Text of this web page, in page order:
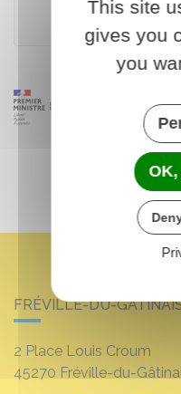
FRÉVILLE-DU-
2 Place Louis Croum
45270 Fréville-du-
This site
gives you
you
OK,